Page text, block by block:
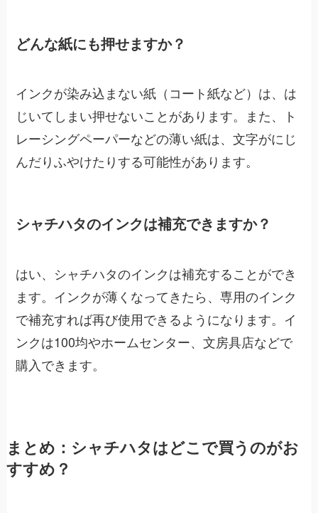
どんな紙にも押せますか？
インクが染み込まない紙（コート紙など）は、は
じいてしまい押せないことがあります。また、ト
レーシングペーパーなどの薄い紙は、文字がにじ
んだりふやけたりする可能性があります。
シャチハタのインクは補充できますか？
はい、シャチハタのインクは補充することができ
ます。インクが薄くなってきたら、専用のインク
で補充すれば再び使用できるようになります。イ
ンクは100均やホームセンター、文房具店などで
購入できます。
まとめ：シャチハタはどこで買うのがお
すすめ？